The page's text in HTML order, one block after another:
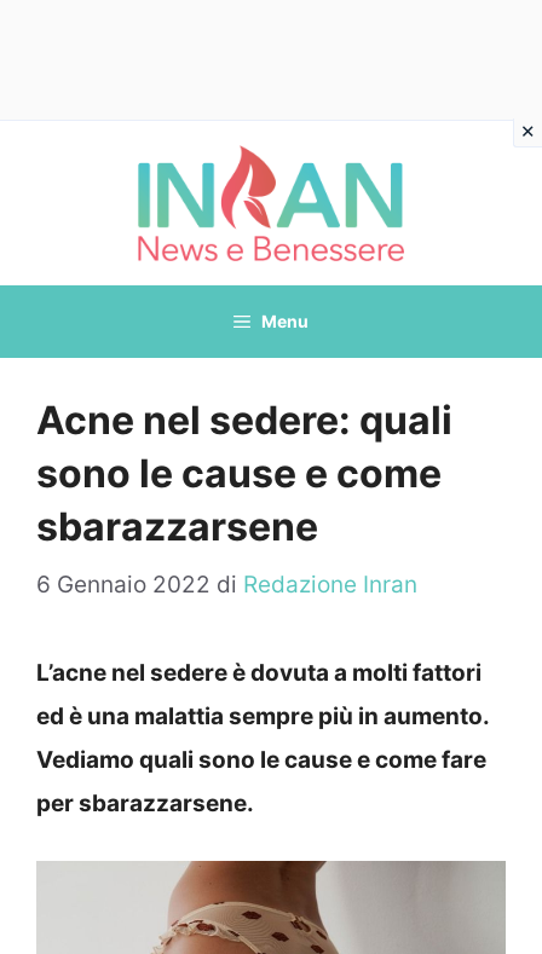
Menu
Acne nel sedere: quali
sono le cause e come
sbarazzarsene
6 Gennaio 2022 di Redazione Inran
L’acne nel sedere è dovuta a molti fattori
ed è una malattia sempre più in aumento.
Vediamo quali sono le cause e come fare
per sbarazzarsene.